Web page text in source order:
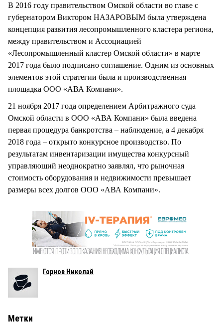
В 2016 году правительством Омской области во главе с
губернатором Виктором НАЗАРОВЫМ была утверждена
концепция развития лесопромышленного кластера региона,
между правительством и Ассоциацией
«Лесопромышленный кластер Омской области» в марте
2017 года было подписано соглашение. Одним из основных
элементов этой стратегии была и производственная
площадка ООО «АВА Компани».
21 ноября 2017 года определением Арбитражного суда
Омской области в ООО «АВА Компани» была введена
первая процедура банкротства – наблюдение, а 4 декабря
2018 года – открыто конкурсное производство. По
результатам инвентаризации имущества конкурсный
управляющий неоднократно заявлял, что рыночная
стоимость оборудования и недвижимости превышает
размеры всех долгов ООО «АВА Компани».
Горнов Николай
Метки